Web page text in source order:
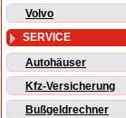
Volvo
SERVICE
Autohäuser
Kfz-Versicherung
Bußgeldrechner